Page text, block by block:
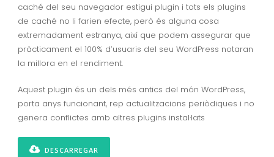
caché del seu navegador estigui plugin i tots els plugins
de caché no li farien efecte, però és alguna cosa
extremadament estranya, així que podem assegurar que
pràcticament el 100% d’usuaris del seu WordPress notaran
la millora en el rendiment.
Aquest plugin és un dels més antics del món WordPress,
porta anys funcionant, rep actualitzacions periòdiques i no
genera conflictes amb altres plugins instal·lats
DESCARREGAR